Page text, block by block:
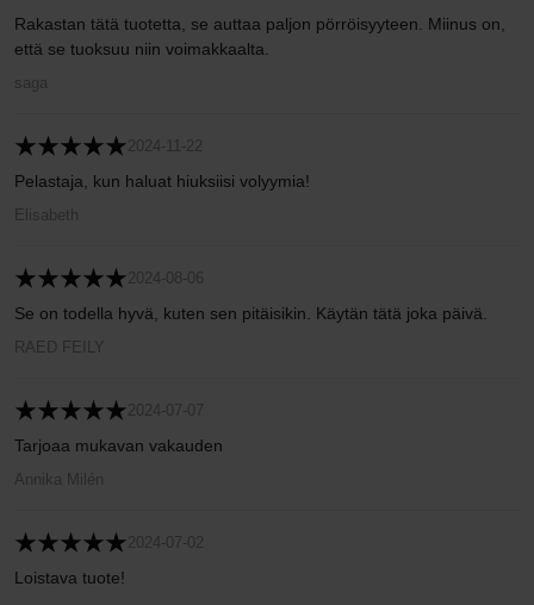
Rakastan tätä tuotetta, se auttaa paljon pörröisyyteen. Miinus on,
että se tuoksuu niin voimakkaalta.
saga
2024-11-22
Pelastaja, kun haluat hiuksiisi volyymia!
Elisabeth
2024-08-06
Se on todella hyvä, kuten sen pitäisikin. Käytän tätä joka päivä.
RAED FEILY
2024-07-07
Tarjoaa mukavan vakauden
Annika Milén
2024-07-02
Loistava tuote!